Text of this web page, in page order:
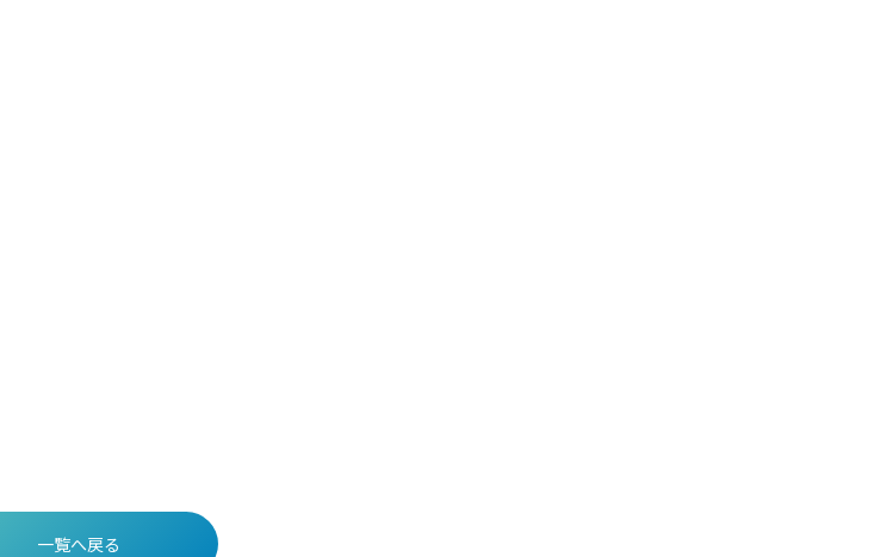
一覧へ戻る